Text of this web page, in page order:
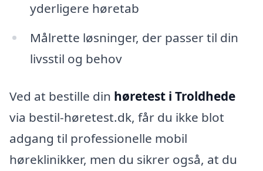
yderligere høretab
Målrette løsninger, der passer til din
livsstil og behov
Ved at bestille din høretest i Troldhede
via bestil-høretest.dk, får du ikke blot
adgang til professionelle mobil
høreklinikker, men du sikrer også, at du